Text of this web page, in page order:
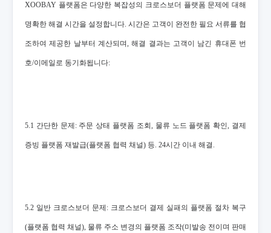
XOOBAY 플랫폼은 다양한 복잡성의 크로스보더 플랫폼 문제에 대해
명확한 해결 시간을 설정합니다. 시간은 고객이 완전한 필요 서류를 협
조하여 제공한 날부터 계산되며, 해결 결과는 고객이 남긴 휴대폰 번
호/이메일로 동기화됩니다:
5.1 간단한 문제: 주문 상태 플랫폼 조회, 물류 노드 플랫폼 확인, 결제
증빙 플랫폼 재발급(플랫폼 협력 채널) 등. 24시간 이내 해결.
5.2 일반 크로스보더 문제: 크로스보더 결제 실패의 플랫폼 절차 복구
(플랫폼 협력 채널), 물류 주소 변경의 플랫폼 조작(미발송 전이며 판매